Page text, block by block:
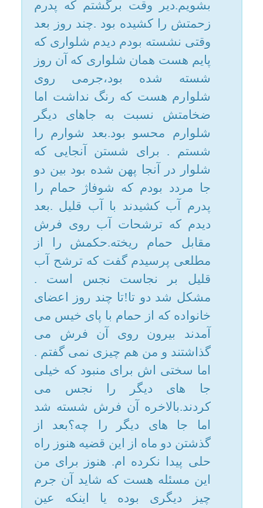
شلوار در آنجا پهن شده بود بین دو
پدرم آب کشیدند با آب قلیل .بعد
دیدم که ترشحات آب روی فرش
مقابل حمام ریخته.حکمش را از
مطلعی پرسیدم گفت که ترشح آب
قلیل بر نجاست نجس است .
مشکل شد دو تا!تا چند روز اعضای
خانواده که از حمام با پای خیس می
آمدند بیرون روی آن فرش می
گذاشتند و من هم چیزی نمی گفتم .
اما سختی اش برای منبود که خیلی
جا های دیگر را نجس می
کردند.بالاخره آن فرش شسته شد
اما جا های دیگر را چه؟بعد از
گذشتن دو ماه از این قضیه هنوز راه
حلی پیدا نکرده ام. هنوز برای من
این مسئله هست که شاید آن جرم
چیز دیگری بوده یا اینکه عین
نجاست پاک شده و ردی از آن
مانده.چون معمولا با شستن شلوار
حتی بدون مایع شوینده نجاست
حاصل از جنابت می رود. لطفا من
را که مدتی است با وسواس دست
وپنجه نرم میکنم راهنمایی بفرمایید.
مرجع تقلید: آیت الله
سیستانی(مدظله)
جواب
1- از نامه شما استفاده
میشود که شما یا وسواسی هستید
یا در شرف وسواسی شدن!
بنابراین به شما پیشنهاد میشود به
افکار وسواسی اعتنا نکنید.
2- اگر لباس نجسی شسته شود و
آب کشیده شود در صورتیکه عین
نجاست برطرف شده باشد ولی
رنگ نجاست یا بوی نجاست باقی
مانده باشد آن لباس پاک است.
3- اگر جایی از خانه یا فرش نجس
باشد و کسی با پای تر و خیس روی
آن مکان و فرش حرکت کند در